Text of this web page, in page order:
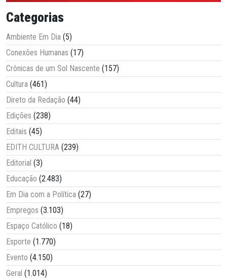
Categorias
Ambiente Em Dia (5)
Conexões Humanas (17)
Crônicas de um Sol Nascente (157)
Cultura (461)
Direto da Redação (44)
Edições (238)
Editais (45)
EDITH CULTURA (239)
Editorial (3)
Educação (2.483)
Em Dia com a Política (27)
Empregos (3.103)
Espaço Católico (18)
Esporte (1.770)
Evento (4.150)
Geral (1.014)